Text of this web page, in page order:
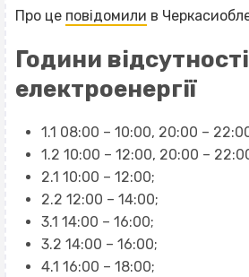
Про це повідомили в
Години відсутності
електроенергії
1.1 08:00 – 10:00, 20:00 –
1.2 10:00 – 12:00, 20:00 –
2.1 10:00 – 12:00;
2.2 12:00 – 14:00;
3.1 14:00 – 16:00;
3.2 14:00 – 16:00;
4.1 16:00 – 18:00;